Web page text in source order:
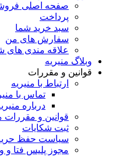
صفحه اصلی
پرداخت
سبد خرید شما
سفارش های من
علاقه مندی های
وبلاگ منیریه
قوانین و مقررات
ارتباط با منیریه
تماس با
درباره
قوانین و مقررات
ثبت شکایات
سیاست حفظ
مجوز پلیس فتا و